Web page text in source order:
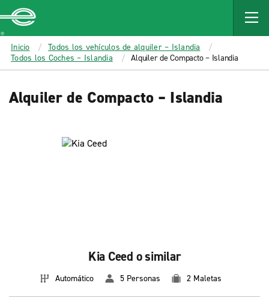
MAIN
CONTENT
Enterprise
Inicio
Todos los vehículos de alquiler – Islandia
Todos los Coches – Islandia
Alquiler de Compacto – Islandia
Alquiler de Compacto – Islandia
Kia Ceed o similar
Automático 5 Personas 2 Maletas